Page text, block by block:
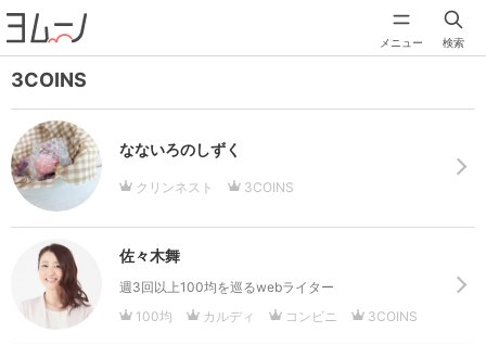
メニュー 検索
3COINS
なないろのしずく
クリンネスト 3COINS
佐々木舞
週3回以上100均を巡るwebライター
100均
カルディ コンビニ 3COINS